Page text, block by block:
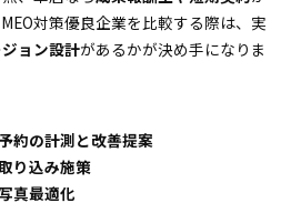
対策優良企業を比較する際は、実
ョン設計があるかが決め手になりま
約の計測と改善提案
り込み施策
真最適化